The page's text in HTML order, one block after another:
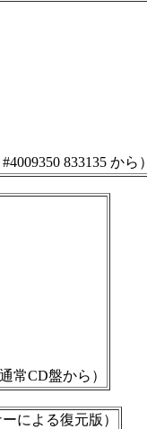
833135 から）
CD盤から）
による復元版）